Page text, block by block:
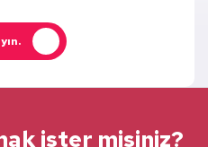
ister misiniz?